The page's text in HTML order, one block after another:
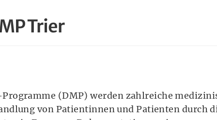
Trier
(DMP) werden zahlreiche
von Patientinnen und Patienten durch